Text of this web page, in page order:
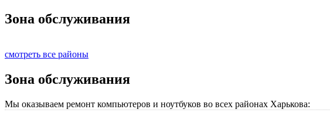
Зона обслуживания
смотреть все районы
Зона обслуживания
Мы оказываем ремонт компьютеров и ноутбуков во всех районах Харькова: